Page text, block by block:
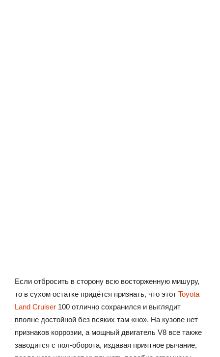
Если отбросить в сторону всю восторженную мишуру,
то в сухом остатке придётся признать, что этот Toyota
Land Cruiser 100 отлично сохранился и выглядит
вполне достойной без всяких там «но». На кузове нет
признаков коррозии, а мощный двигатель V8 все также
заводится с пол-оборота, издавая приятное рычание,